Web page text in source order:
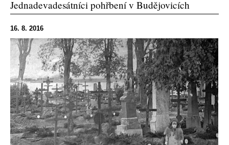
Jednadevadesátníci pohřbení v Budějovicích
16. 8. 2016